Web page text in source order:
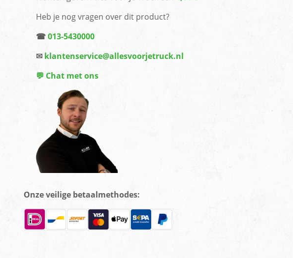
Heb je nog vragen over dit product?
☎013-5430000
✉ klantenservice@allesvoorjetruck.nl
💬 Chat met ons
Onze veilige betaalmethodes: